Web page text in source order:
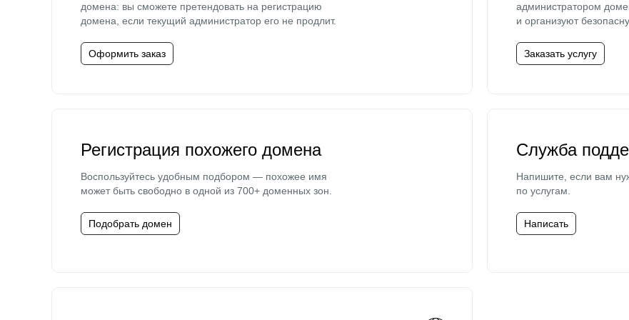
домена: вы сможете претендовать на регистрацию
домена, если текущий администратор его не продлит.
Оформить заказ
администратором
и организуют
Заказать услугу
Регистрация похожего домена
Воспользуйтесь удобным подбором — похожее имя
может быть свободно в одной из 700+ доменных зон.
Подобрать домен
Служба
Напишите, если вам
по услугам.
Написать